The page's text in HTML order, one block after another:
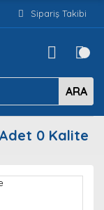
Sipariş Takibi
ARA
0 Kalite